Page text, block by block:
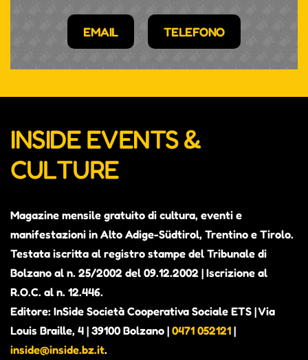
ALEX THE JUDGE, PRIMO
ALBUM IN VISTA. CONTERRÀ
PEZZI INEDITI E ALCUNI BRANI
GIÀ PUBBLICATI COME SINGOLI
EMAIL TELEFONO
INSIDE EVENTS &
CULTURE
Magazine mensile gratuito di cultura, eventi e
manifestazioni in Alto Adige-Südtirol, Trentino e Tirolo.
Testata iscritta al registro stampe del Tribunale di
Bolzano al n. 25/2002 del 09.12.2002 | Iscrizione al
R.O.C. al n. 12.446.
Editore: InSide Società Cooperativa Sociale ETS | Via
Louis Braille, 4 | 39100 Bolzano | 0471 052121 |
inside@inside.bz.it.